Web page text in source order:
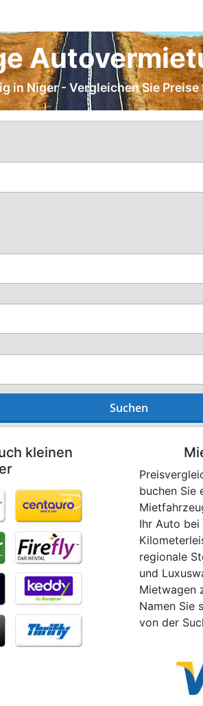
in Niger - Vergleichen Sie
Suchen
kleinen
buchen Sie
Ihr Auto
regionale
und
Mietwagen
Namen Sie
von der